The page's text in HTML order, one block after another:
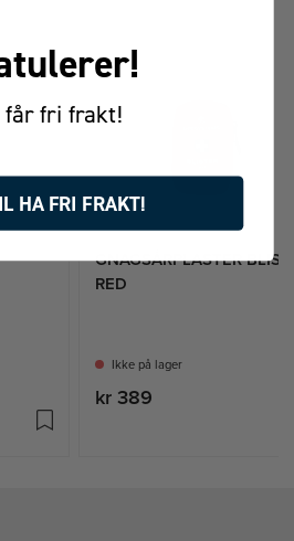
GNAGSÅRPLASTER
RED
Ikke på lager
kr 389
får fri frakt!
HA FRI FRAKT!